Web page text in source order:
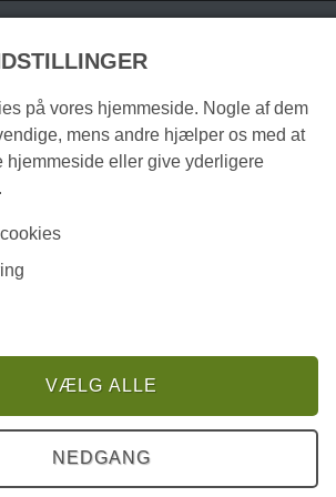
Sportsfaciliteter
på vores hjemmeside. Nogle af dem
mens andre hjælper os med at
hjemmeside eller give yderligere
VÆLG ALLE
NEDGANG